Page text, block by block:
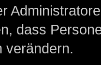
dass
verändern.